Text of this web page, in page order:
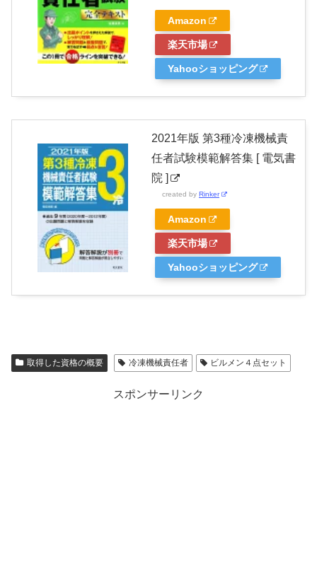
Amazon
楽天市場
Yahooショッピング
2021年版 第3種冷凍機械責
任者試験模範解答集 [ 電気書
院 ]
created by Rinker
Amazon
楽天市場
Yahooショッピング
取得した資格の概要 冷凍機械責任者 ビルメン４点セット
スポンサーリンク